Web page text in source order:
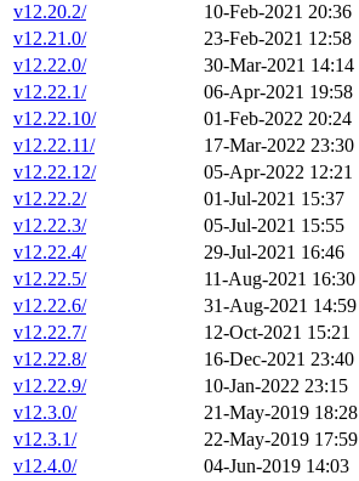
v12.20.2/
10-Feb-2021 20:36
v12.21.0/
23-Feb-2021 12:58
v12.22.0/
30-Mar-2021 14:14
v12.22.1/
06-Apr-2021 19:58
v12.22.10/
01-Feb-2022 20:24
v12.22.11/
17-Mar-2022 23:30
v12.22.12/
05-Apr-2022 12:21
v12.22.2/
01-Jul-2021 15:37
v12.22.3/
05-Jul-2021 15:55
v12.22.4/
29-Jul-2021 16:46
v12.22.5/
11-Aug-2021 16:30
v12.22.6/
31-Aug-2021 14:59
v12.22.7/
12-Oct-2021 15:21
v12.22.8/
16-Dec-2021 23:40
v12.22.9/
10-Jan-2022 23:15
v12.3.0/
21-May-2019 18:28
v12.3.1/
22-May-2019 17:59
v12.4.0/
04-Jun-2019 14:03